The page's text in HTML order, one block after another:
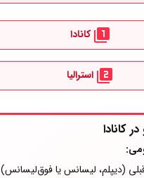
کانادا
استرالیا
(دیپلم، لیسانس یا فوق‌لیسانس)